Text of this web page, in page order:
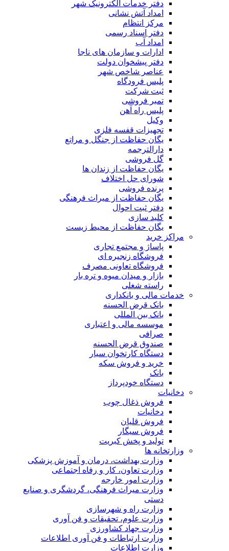
دفتر خدمات الکترونیک شهر
امداد آتش نشانی
مرکز انتظام
دفتر اسناد رسمی
امداد آب
ادارات و سازمان های ناجا
دفتر پیشخوان دولت
عناصر شاخص شهر
پلیس فرودگاه
ثبت شرکت
تمبر فروشی
پلیس راه آهن
وکیل
تجهیزات قفسه فلزی
یگان حفاظت از جنگل و مراتع
دارالترجمه
گل فروشی
یگان حفاظت از زندان ها
شورای حل اختلاف
پرنده فروشی
یگان حفاظت از میراث فرهنگی
دفتر ثبت احوال
کلید سازی
یگان حفاظت از محیط زیست
مراکز خرید
پاساژ و مجتمع تجاری
فروشگاه زنجیره ای
فروشگاه تعاونی مصرف
بازار و میدان میوه و تره بار
راسته شغلی
خدمات مالی و بانکداری
بانک قرض الحسنه
بانک بین المللی
موسسه مالی و اعتباری
صرافی
صندوق قرض الحسنه
دستگاه کارتخوان سیار
خرید و فروش سکه
بانک
دستگاه خودپرداز
دخانیات
فروش ذغال چوب
دخانیات
فروش قلیان
فروش سیگار
تولید و پخش کبریت
وزارتخانه ها
وزارت بهداشت، درمان و آموزش پزشکی
وزارت تعاون، کار و رفاه اجتماعی
وزارت امور خارجه
وزارت میراث فرهنگی، گردشگری و صنایع
دستی
وزارت راه و شهرسازی
وزارت علوم، تحقیقات و فن آوری
وزارت جهاد کشاورزی
وزارت ارتباطات و فن آوری اطلاعات
وزارت اطلاعات